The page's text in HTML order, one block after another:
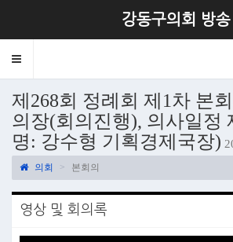
강동구의회 방송
Toggle
제268회 정례회 제1차 본
의장(회의진행), 의사일정
명: 강수형 기획경제국장)
의회 본회의
영상 및 회의록